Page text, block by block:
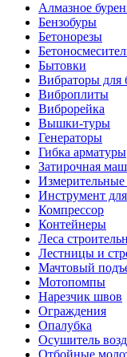
Бетонорезы
Бетоносмеситель
Бытовки
Вибраторы для
Виброплиты
Виброрейка
Вышки-туры
Генераторы
Гибка арматуры
Затирочная
Измерительные
Инструмент для
Компрессор
Контейнеры
Леса
Лестницы и
Мачтовый
Мотопомпы
Нарезчик швов
Ограждения
Опалубка
Осушитель
Отбойные
Перфораторы